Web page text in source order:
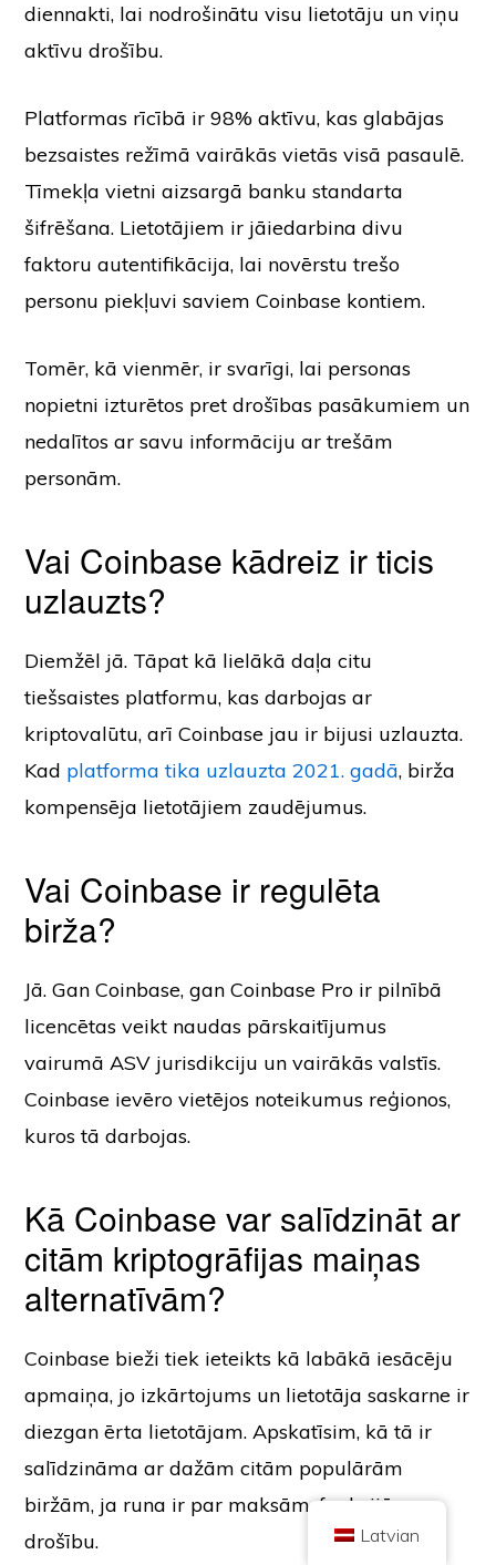
diennakti, lai nodrošinātu visu lietotāju un viņu
aktīvu drošību.
Platformas rīcībā ir 98% aktīvu, kas glabājas
bezsaistes režīmā vairākās vietās visā pasaulē.
Tīmekļa vietni aizsargā banku standarta
šifrēšana. Lietotājiem ir jāiedarbina divu
faktoru autentifikācija, lai novērstu trešo
personu piekļuvi saviem Coinbase kontiem.
Tomēr, kā vienmēr, ir svarīgi, lai personas
nopietni izturētos pret drošības pasākumiem un
nedalītos ar savu informāciju ar trešām
personām.
Vai Coinbase kādreiz ir ticis
uzlauzts?
Diemžēl jā. Tāpat kā lielākā daļa citu
tiešsaistes platformu, kas darbojas ar
kriptovalūtu, arī Coinbase jau ir bijusi uzlauzta.
Kad platforma tika uzlauzta 2021. gadā, birža
kompensēja lietotājiem zaudējumus.
Vai Coinbase ir regulēta
birža?
Jā. Gan Coinbase, gan Coinbase Pro ir pilnībā
licencētas veikt naudas pārskaitījumus
vairumā ASV jurisdikciju un vairākās valstīs.
Coinbase ievēro vietējos noteikumus reģionos,
kuros tā darbojas.
Kā Coinbase var salīdzināt ar
citām kriptogrāfijas maiņas
alternatīvām?
Coinbase bieži tiek ieteikts kā labākā iesācēju
apmaiņa, jo izkārtojums un lietotāja saskarne ir
diezgan ērta lietotājam. Apskatīsim, kā tā ir
salīdzināma ar dažām citām populārām
biržām, ja runa ir par maksām, funkcijām un
drošību.
Autortiesības © 2026 Brilliant British Ltd, kas darbojas kā Coin Kickoff
Uzņēmuma numurs 10490224
Adrese: 2. stāvs 167-169 Great Portland Street, Londona, Apvienotā
Karaliste, W1W 5PF
Saturs ir informatīviem nolūkiem un nav ieguldījumu konsultācijas. Pagātnes
Kriptovalūtu neregulē Apvienotās Karalistes Finanšu uzraudzības iestāde,
un uz to neattiecas Apvienotās Karalistes Finanšu pakalpojumu
kompensācijas shēmas (Financial Services Compensation Scheme)
Ieguldījumi kriptovalūtā ir saistīti ar risku, un kriptovalūta var iegūt vērtību vai
zaudēt daļu vai visu vērtību. No kriptovalūtas pārdošanas gūtajai peļņai var
tikt piemērots kapitāla pieauguma nodoklis.
SĀKUMS PAR KONFIDENCIALITĀTES POLITIKA SAZINIETIES AR MUMS
Latvian